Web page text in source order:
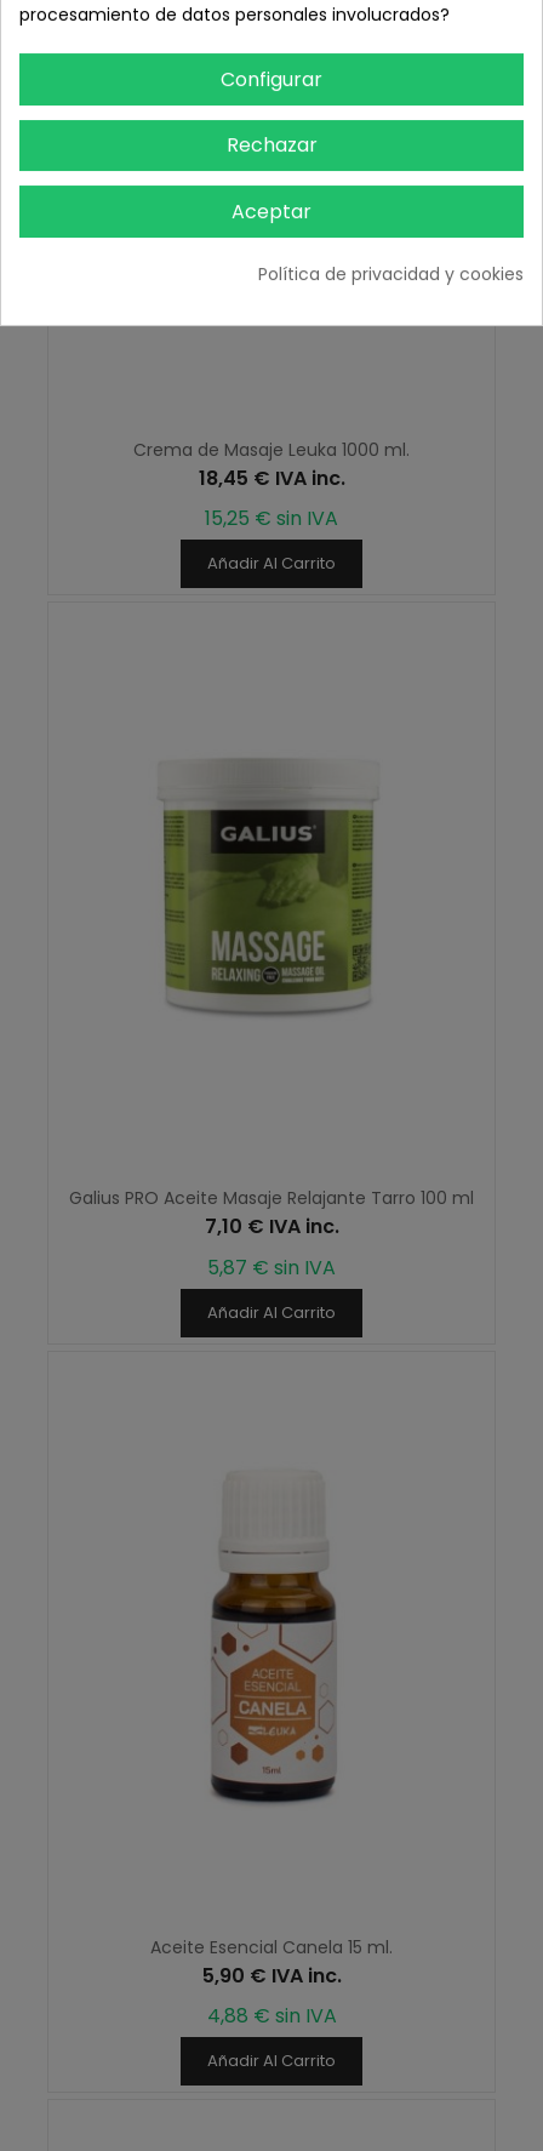
Crema de Masaje Leuka 1000 ml.
18,45 € IVA inc.
15,25 € sin IVA
Añadir Al Carrito
Galius PRO Aceite Masaje Relajante Tarro 100 ml
7,10 € IVA inc.
5,87 € sin IVA
Añadir Al Carrito
Aceite Esencial Canela 15 ml.
5,90 € IVA inc.
4,88 € sin IVA
Añadir Al Carrito
procesamiento de datos personales involucrados?
Configurar
Rechazar
Aceptar
Política de privacidad y cookies